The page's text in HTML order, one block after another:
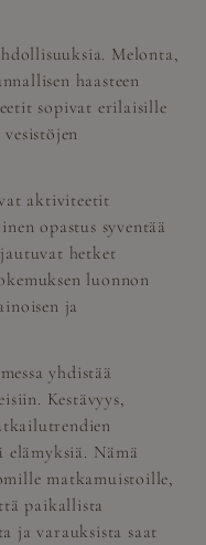
Melonta,
haasteen
sopivat erilaisille
aktiviteetit
opastus syventää
hetket
luonnon
ja
yhdistää
Kestävyys,
Nämä
matkamuistoille,
paikallista
ja varauksista saat